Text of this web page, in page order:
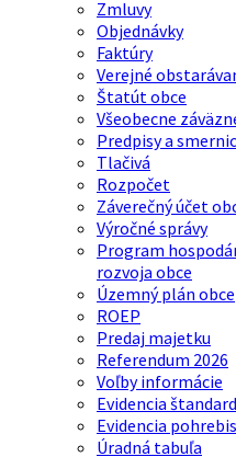
Zmluvy
Objednávky
Faktúry
Verejné
Štatút obce
Všeobecne
Predpisy a
Tlačivá
Rozpočet
Záverečný účet
Výročné správy
Program
rozvoja obce
Územný plán obce
ROEP
Predaj majetku
Referendum 2026
Voľby informácie
Evidencia
Evidencia
Úradná tabuľa